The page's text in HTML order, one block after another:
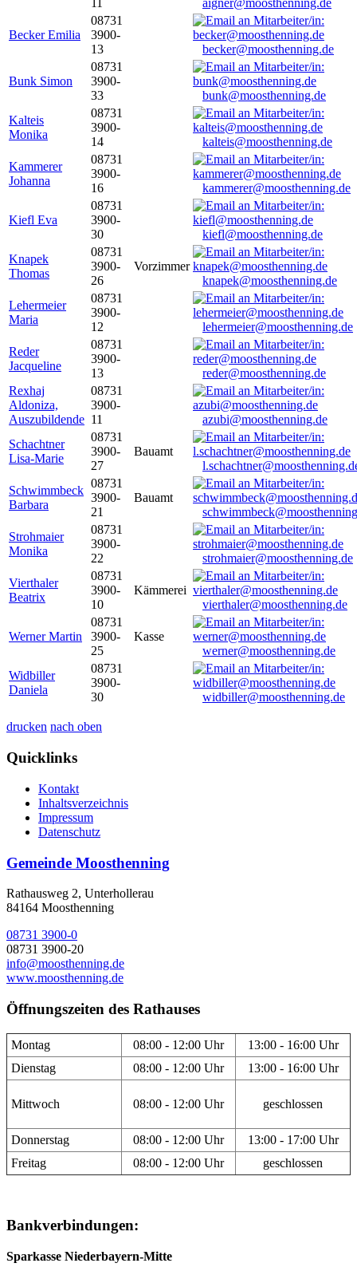
aigner@moosthenning.de
Becker Emilia
08731
3900-
13
becker@moosthenning.de
Bunk Simon
08731
3900-
33
bunk@moosthenning.de
Kalteis
Monika
08731
3900-
14
kalteis@moosthenning.de
Kammerer
Johanna
08731
3900-
16
kammerer@moosthenning.de
Kiefl Eva
08731
3900-
30
kiefl@moosthenning.de
Knapek
Thomas
08731
3900-
26
Vorzimmer
knapek@moosthenning.de
Lehermeier
Maria
08731
3900-
12
lehermeier@moosthenning.de
Reder
Jacqueline
08731
3900-
13
reder@moosthenning.de
Rexhaj
Aldoniza,
Auszubildende
08731
3900-
11
azubi@moosthenning.de
Schachtner
Lisa-Marie
08731
3900-
27
Bauamt
Schwimmbeck
Barbara
08731
3900-
21
Bauamt
Strohmaier
Monika
08731
3900-
22
strohmaier@moosthenning.de
Vierthaler
Beatrix
08731
3900-
10
Kämmerei
vierthaler@moosthenning.de
Werner Martin
08731
3900-
25
Kasse
werner@moosthenning.de
Widbiller
Daniela
08731
3900-
30
widbiller@moosthenning.de
drucken nach oben
Quicklinks
Kontakt
Inhaltsverzeichnis
Impressum
Datenschutz
Gemeinde Moosthenning
Rathausweg 2, Unterhollerau
84164 Moosthenning
08731 3900-0
08731 3900-20
info@moosthenning.de
www.moosthenning.de
Öffnungszeiten des Rathauses
Montag 08:00 - 12:00 Uhr
13:00 - 16:00 Uhr
Dienstag
08:00 - 12:00 Uhr 13:00 - 16:00 Uhr
Mittwoch 08:00 - 12:00 Uhr geschlossen
Donnerstag 08:00 - 12:00 Uhr
13:00 - 17:00 Uhr
Freitag
08:00 - 12:00 Uhr geschlossen
Bankverbindungen:
Sparkasse Niederbayern-Mitte